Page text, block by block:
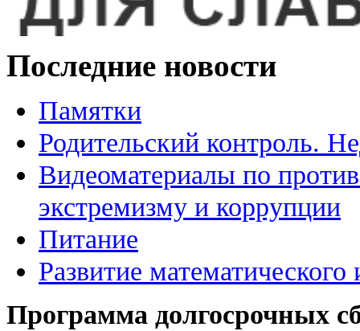
Последние новости
Памятки
Родительский контроль.
Видеоматериалы по
экстремизму и коррупции
Питание
Развитие
Программа долгосрочных